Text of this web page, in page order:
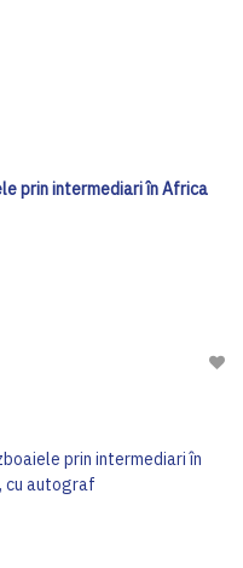
prin intermediari în Africa